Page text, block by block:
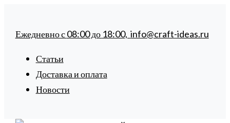
Ежедневно с08:00до 18:00, info@craft-ideas.ru
Статьи
Доставка и оплата
Новости